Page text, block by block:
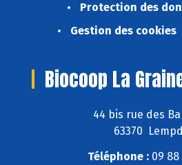
Protection des
Gestion des cookies
Biocoop La
44 bis rue des
63370
Téléphone : 09 88